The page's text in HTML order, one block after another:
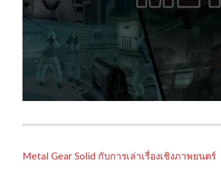
Metal Gear Solid กับการเล่าเรื่องเชิงภาพยนตร์